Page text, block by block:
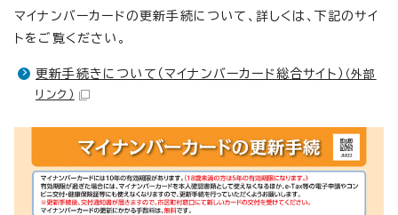
マイナンバーカードの更新手続について、詳しくは、下記のサイ
トをご覧ください。
更新手続きについて（マイナンバーカード総合サイト） （外部
リンク）